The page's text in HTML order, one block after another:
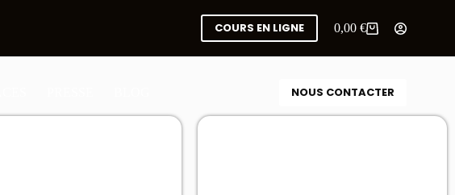
COURS EN LIGNE 0,00 €
NOUS CONTACTER